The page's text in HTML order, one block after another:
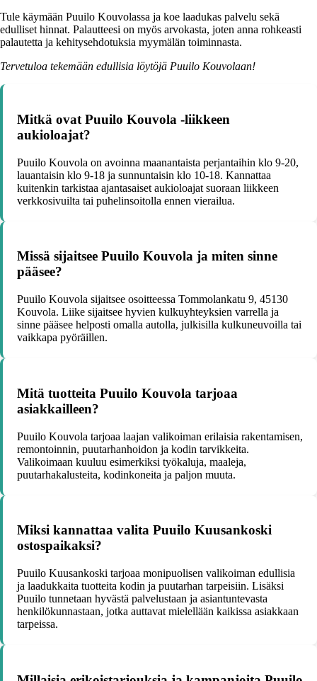
Tule käymään Puuilo Kouvolassa ja koe laadukas palvelu sekä
edulliset hinnat. Palautteesi on myös arvokasta, joten anna rohkeasti
palautetta ja kehitysehdotuksia myymälän toiminnasta.
Tervetuloa tekemään edullisia löytöjä Puuilo Kouvolaan!
Mitkä ovat Puuilo Kouvola -liikkeen
aukioloajat?
Puuilo Kouvola on avoinna maanantaista perjantaihin klo 9-20,
lauantaisin klo 9-18 ja sunnuntaisin klo 10-18. Kannattaa
kuitenkin tarkistaa ajantasaiset aukioloajat suoraan liikkeen
verkkosivuilta tai puhelinsoitolla ennen vierailua.
Missä sijaitsee Puuilo Kouvola ja miten sinne
pääsee?
Puuilo Kouvola sijaitsee osoitteessa Tommolankatu 9, 45130
Kouvola. Liike sijaitsee hyvien kulkuyhteyksien varrella ja
sinne pääsee helposti omalla autolla, julkisilla kulkuneuvoilla tai
vaikkapa pyöräillen.
Mitä tuotteita Puuilo Kouvola tarjoaa
asiakkailleen?
Puuilo Kouvola tarjoaa laajan valikoiman erilaisia rakentamisen,
remontoinnin, puutarhanhoidon ja kodin tarvikkeita.
Valikoimaan kuuluu esimerkiksi työkaluja, maaleja,
puutarhakalusteita, kodinkoneita ja paljon muuta.
Miksi kannattaa valita Puuilo Kuusankoski
ostospaikaksi?
Puuilo Kuusankoski tarjoaa monipuolisen valikoiman edullisia
ja laadukkaita tuotteita kodin ja puutarhan tarpeisiin. Lisäksi
Puuilo tunnetaan hyvästä palvelustaan ja asiantuntevasta
henkilökunnastaan, jotka auttavat mielellään kaikissa asiakkaan
tarpeissa.